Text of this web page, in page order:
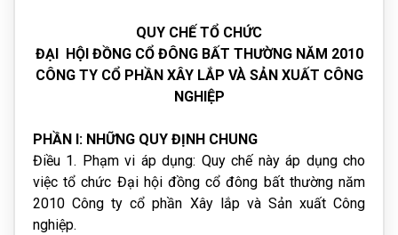
QUY CHẾ TỔ CHỨC
ĐẠI HỘI ĐỒNG CỔ ĐÔNG BẤT THƯỜNG NĂM 2010
CÔNG TY CỔ PHẦN XÂY LẮP VÀ SẢN XUẤT CÔNG
NGHIỆP
PHẦN I: NHỮNG QUY ĐỊNH CHUNG
Điều 1. Phạm vi áp dụng: Quy chế này áp dụng cho
việc tổ chức Đại hội đồng cổ đông bất thường năm
2010 Công ty cổ phần Xây lắp và Sản xuất Công
nghiệp.